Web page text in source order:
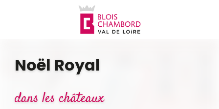
Noël Royal
dans les châteaux